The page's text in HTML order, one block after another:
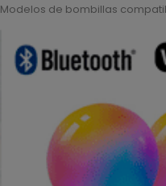
Modelos de bombillas